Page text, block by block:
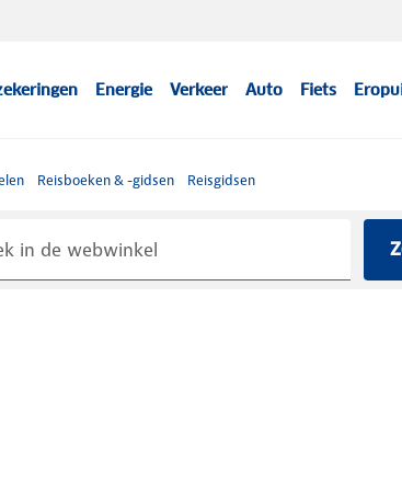
Energie Verkeer Auto Fiets
Reisboeken & -gidsen Reisgidsen